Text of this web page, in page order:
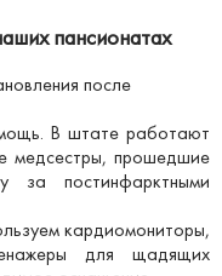
пансионатах
после
В штате работают
медсестры, прошедшие
за постинфарктными
кардиомониторы,
для щадящих